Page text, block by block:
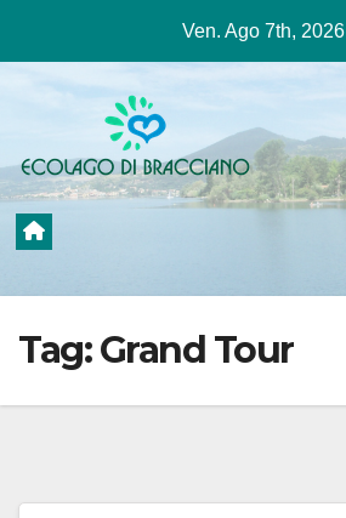
contenuto
Ven. Ago 7th, 2026
Tag:Grand Tour